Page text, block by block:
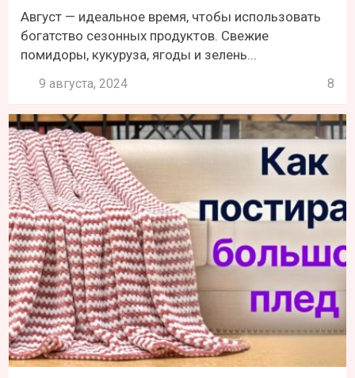
Август — идеальное время, чтобы использовать
богатство сезонных продуктов. Свежие
помидоры, кукуруза, ягоды и зелень...
9 августа, 2024 8